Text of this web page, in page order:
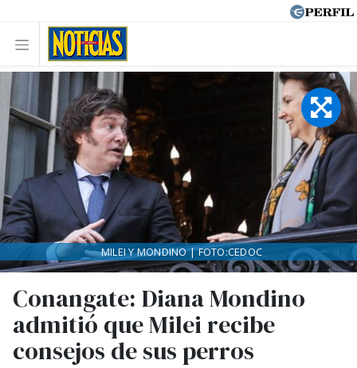
Conangate: Diana Mondino
admitió que Milei recibe
consejos de sus perros
MILEI Y MONDINO | FOTO:CEDOC